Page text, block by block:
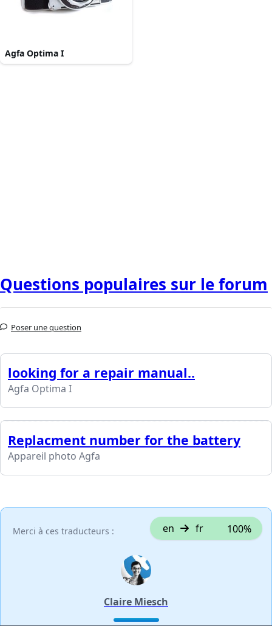
Agfa Optima I
Questions populaires sur le forum
Poser une question
looking for a repair manual..
Agfa Optima I
Replacment number for the battery
Appareil photo Agfa
Merci à ces traducteurs : en fr 100%
Claire Miesch